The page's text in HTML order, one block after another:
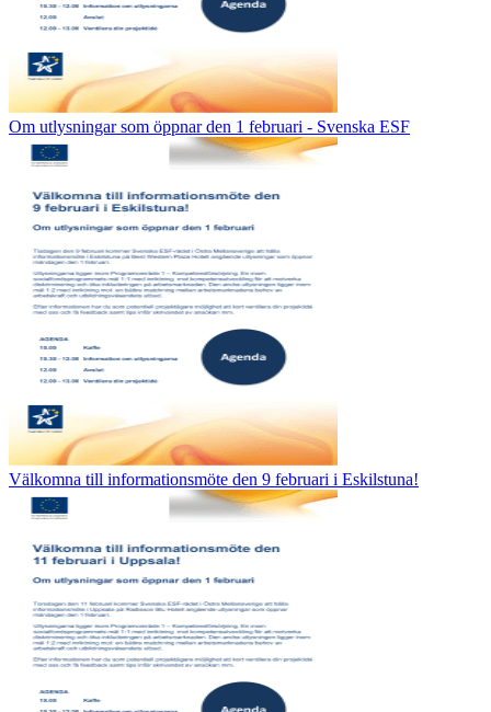
Om utlysningar som öppnar den 1 februari - Svenska ESF
Välkomna till informationsmöte den 9 februari i Eskilstuna!